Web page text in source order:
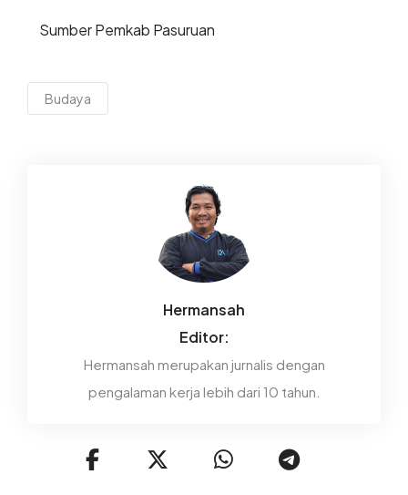
Sumber Pemkab Pasuruan
Budaya
Hermansah
Editor:
Hermansah merupakan jurnalis dengan
pengalaman kerja lebih dari 10 tahun.